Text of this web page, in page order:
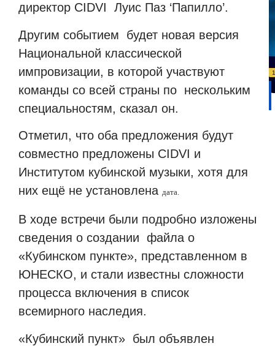
директор CIDVI
Луис Паз ‘Папилло’.
Другим событием
будет новая версия
Национальной классической
импровизации, в которой участвуют
команды со всей страны по нескольким
специальностям, сказал он.
Отметил, что оба предложения будут
совместно предложены CIDVI и
Институтом кубинской музыки, хотя для
них ещё не установлена дата.
В ходе встречи были подробно изложены
сведения о создании файла о
«Кубинском пункте», представленном в
ЮНЕСКО, и стали известны сложности
процесса включения в список
всемирного наследия.
«Кубинский пункт» был объявлен